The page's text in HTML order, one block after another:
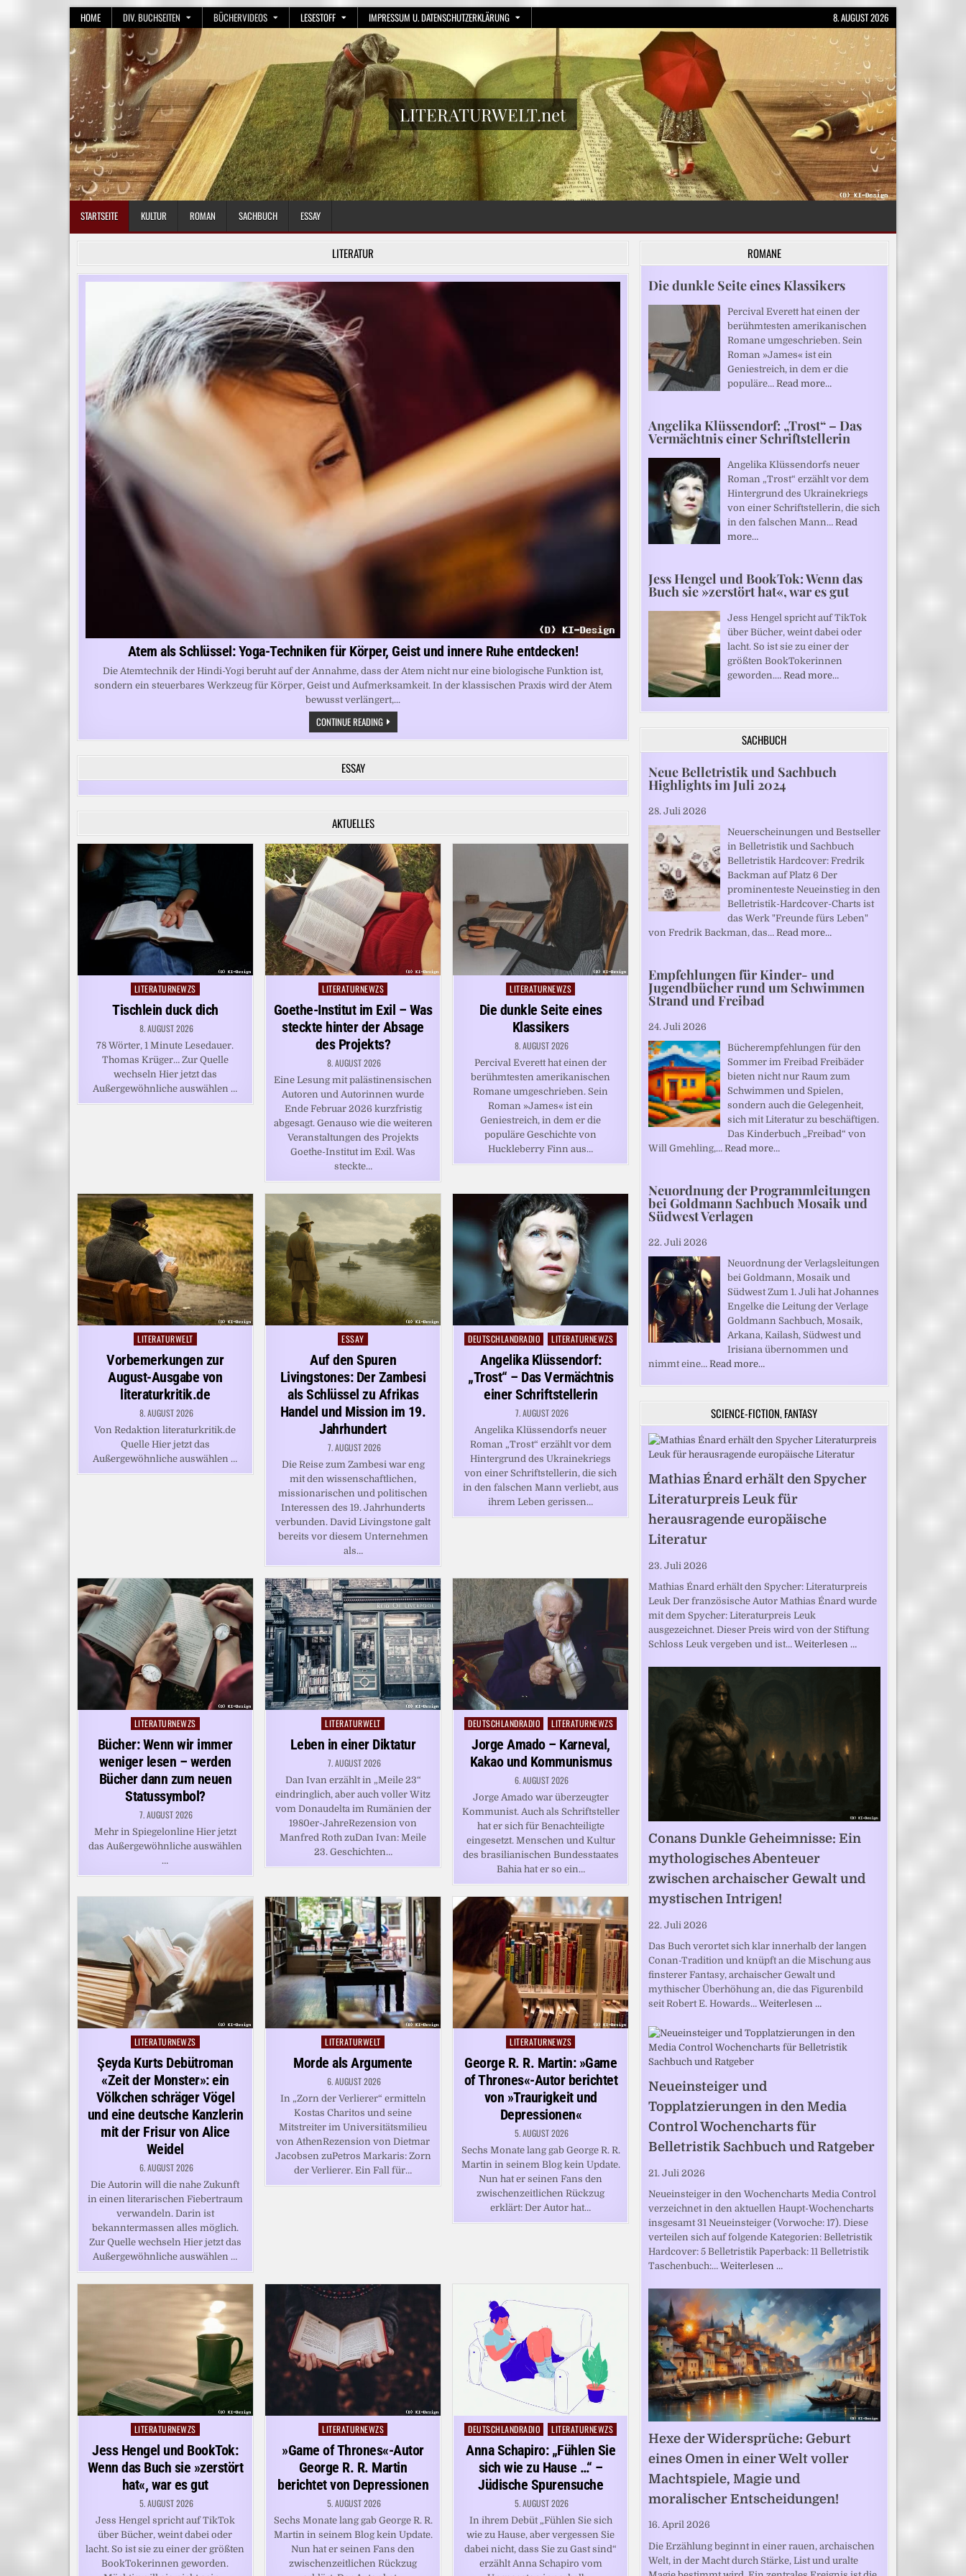
HOME DIV. BUCHSEITEN BÜCHERVIDEOS LESESTOFF IMPRESSUM U. DATENSCHUTZERKLÄRUNG 8. AUGUST 2026
LITERATURWELT.net
STARTSEITE KULTUR ROMAN SACHBUCH ESSAY
LITERATUR
Atem als Schlüssel: Yoga-Techniken für Körper, Geist und innere Ruhe entdecken!
Die Atemtechnik der Hindi-Yogi beruht auf der Annahme, dass der Atem nicht nur eine biologische Funktion ist,
sondern ein steuerbares Werkzeug für Körper, Geist und Aufmerksamkeit. In der klassischen Praxis wird der Atem
bewusst verlängert,...
CONTINUE READINGATEM
ALS
SCHLÜSSEL:
TECHNIKEN
KÖRPER,
UND
RUHE
ESSAY
AKTUELLES
Posted
in
LITERATURNEWZS
Tischlein duck dich
8. AUGUST 2026
78 Wörter, 1 Minute Lesedauer.
Thomas Krüger… Zur Quelle
wechseln Hier jetzt das
Außergewöhnliche auswählen …
Posted
in
LITERATURNEWZS
Goethe-Institut im Exil – Was
steckte hinter der Absage
des Projekts?
8. AUGUST 2026
Eine Lesung mit palästinensischen
Autoren und Autorinnen wurde
Ende Februar 2026 kurzfristig
abgesagt. Genauso wie die weiteren
Veranstaltungen des Projekts
Goethe-Institut im Exil. Was
steckte…
Posted
in
LITERATURNEWZS
Die dunkle Seite eines
Klassikers
8. AUGUST 2026
Percival Everett hat einen der
berühmtesten amerikanischen
Romane umgeschrieben. Sein
Roman »James« ist ein
Geniestreich, in dem er die
populäre Geschichte von
Huckleberry Finn aus…
Posted
LITERATURWELT
Vorbemerkungen zur
August-Ausgabe von
literaturkritik.de
8. AUGUST 2026
Von Redaktion literaturkritik.de
Quelle Hier jetzt das
Außergewöhnliche auswählen …
Posted
in
ESSAY
Auf den Spuren
Livingstones: Der Zambesi
als Schlüssel zu Afrikas
Handel und Mission im 19.
Jahrhundert
7. AUGUST 2026
Die Reise zum Zambesi war eng
mit den wissenschaftlichen,
missionarischen und politischen
Interessen des 19. Jahrhunderts
verbunden. David Livingstone galt
bereits vor diesem Unternehmen
als…
Posted
DEUTSCHLANDRADIO LITERATURNEWZS
Angelika Klüssendorf:
„Trost“ – Das Vermächtnis
einer Schriftstellerin
7. AUGUST 2026
Angelika Klüssendorfs neuer
Roman „Trost“ erzählt vor dem
Hintergrund des Ukrainekriegs
von einer Schriftstellerin, die sich
in den falschen Mann verliebt, aus
ihrem Leben gerissen…
Posted
LITERATURNEWZS
Bücher: Wenn wir immer
weniger lesen – werden
Bücher dann zum neuen
Statussymbol?
7. AUGUST 2026
Mehr in Spiegelonline Hier jetzt
das Außergewöhnliche auswählen
…
Posted
in
LITERATURWELT
Leben in einer Diktatur
7. AUGUST 2026
Dan Ivan erzählt in „Meile 23“
eindringlich, aber auch voller Witz
vom Donaudelta im Rumänien der
1980er-JahreRezension von
Manfred Roth zuDan Ivan: Meile
23. Geschichten…
Posted
DEUTSCHLANDRADIO LITERATURNEWZS
Jorge Amado – Karneval,
Kakao und Kommunismus
6. AUGUST 2026
Jorge Amado war überzeugter
Kommunist. Auch als Schriftsteller
hat er sich für Benachteiligte
eingesetzt. Menschen und Kultur
des brasilianischen Bundesstaates
Bahia hat er so ein…
Posted
in
LITERATURNEWZS
Şeyda Kurts Debütroman
«Zeit der Monster»: ein
Völkchen schräger Vögel
und eine deutsche Kanzlerin
mit der Frisur von Alice
Weidel
6. AUGUST 2026
Die Autorin will die nahe Zukunft
in einen literarischen Fiebertraum
verwandeln. Darin ist
bekanntermassen alles möglich.
Zur Quelle wechseln Hier jetzt das
Außergewöhnliche auswählen …
Posted
in
LITERATURWELT
Morde als Argumente
6. AUGUST 2026
In „Zorn der Verlierer“ ermitteln
Kostas Charitos und seine
Mitstreiter im Universitätsmilieu
von AthenRezension von Dietmar
Jacobsen zuPetros Markaris: Zorn
der Verlierer. Ein Fall für…
Posted
in
LITERATURNEWZS
George R. R. Martin: »Game
of Thrones«-Autor berichtet
von »Traurigkeit und
Depressionen«
5. AUGUST 2026
Sechs Monate lang gab George R. R.
Martin in seinem Blog kein Update.
Nun hat er seinen Fans den
zwischenzeitlichen Rückzug
erklärt: Der Autor hat…
Posted
in
LITERATURNEWZS
Jess Hengel und BookTok:
Wenn das Buch sie »zerstört
hat«, war es gut
5. AUGUST 2026
Jess Hengel spricht auf TikTok
über Bücher, weint dabei oder
lacht. So ist sie zu einer der größten
BookTokerinnen geworden.
Posted
LITERATURNEWZS
»Game of Thrones«-Autor
George R. R. Martin
berichtet von Depressionen
5. AUGUST 2026
Sechs Monate lang gab George R. R.
Martin in seinem Blog kein Update.
Nun hat er seinen Fans den
zwischenzeitlichen Rückzug
Posted
in
DEUTSCHLANDRADIO LITERATURNEWZS
Anna Schapiro: „Fühlen Sie
sich wie zu Hause …“ –
Jüdische Spurensuche
5. AUGUST 2026
In ihrem Debüt „Fühlen Sie sich
wie zu Hause, aber vergessen Sie
dabei nicht, dass Sie zu Gast sind“
erzählt Anna Schapiro vom
ROMANE
Die dunkle Seite eines Klassikers
Percival Everett hat einen der
berühmtesten amerikanischen
Romane umgeschrieben. Sein
Roman »James« ist ein
Geniestreich, in dem er die
populäre… Read more…
Angelika Klüssendorf: „Trost“ – Das
Vermächtnis einer Schriftstellerin
Angelika Klüssendorfs neuer
Roman „Trost“ erzählt vor dem
Hintergrund des Ukrainekriegs
von einer Schriftstellerin, die sich
in den falschen Mann… Read
more…
Jess Hengel und BookTok: Wenn das
Buch sie »zerstört hat«, war es gut
Jess Hengel spricht auf TikTok
über Bücher, weint dabei oder
lacht. So ist sie zu einer der
größten BookTokerinnen
geworden.… Read more…
SACHBUCH
Neue Belletristik und Sachbuch
Highlights im Juli 2024
28. Juli 2026
Neuerscheinungen und Bestseller
in Belletristik und Sachbuch
Belletristik Hardcover: Fredrik
Backman auf Platz 6 Der
prominenteste Neueinstieg in den
Belletristik-Hardcover-Charts ist
das Werk "Freunde fürs Leben"
von Fredrik Backman, das… Read more…
Empfehlungen für Kinder- und
Jugendbücher rund um Schwimmen
Strand und Freibad
24. Juli 2026
Bücherempfehlungen für den
Sommer im Freibad Freibäder
bieten nicht nur Raum zum
Schwimmen und Spielen,
sondern auch die Gelegenheit,
sich mit Literatur zu beschäftigen.
Das Kinderbuch „Freibad“ von
Will Gmehling,… Read more…
Neuordnung der Programmleitungen
bei Goldmann Sachbuch Mosaik und
Südwest Verlagen
22. Juli 2026
Neuordnung der Verlagsleitungen
bei Goldmann, Mosaik und
Südwest Zum 1. Juli hat Johannes
Engelke die Leitung der Verlage
Goldmann Sachbuch, Mosaik,
Arkana, Kailash, Südwest und
Irisiana übernommen und
nimmt eine… Read more…
SCIENCE-FICTION, FANTASY
Mathias Énard erhält den Spycher
Literaturpreis Leuk für
herausragende europäische
Literatur
23. Juli 2026
Mathias Énard erhält den Spycher: Literaturpreis
Leuk Der französische Autor Mathias Énard wurde
mit dem Spycher: Literaturpreis Leuk
ausgezeichnet. Dieser Preis wird von der Stiftung
Schloss Leuk vergeben und ist… Weiterlesen …
Conans Dunkle Geheimnisse: Ein
mythologisches Abenteuer
zwischen archaischer Gewalt und
mystischen Intrigen!
22. Juli 2026
Das Buch verortet sich klar innerhalb der langen
Conan-Tradition und knüpft an die Mischung aus
finsterer Fantasy, archaischer Gewalt und
mythischer Überhöhung an, die das Figurenbild
seit Robert E. Howards… Weiterlesen …
Neueinsteiger und
Topplatzierungen in den Media
Control Wochencharts für
Belletristik Sachbuch und Ratgeber
21. Juli 2026
Neueinsteiger in den Wochencharts Media Control
verzeichnet in den aktuellen Haupt-Wochencharts
insgesamt 31 Neueinsteiger (Vorwoche: 17). Diese
verteilen sich auf folgende Kategorien: Belletristik
Hardcover: 5 Belletristik Paperback: 11 Belletristik
Taschenbuch:… Weiterlesen …
Hexe der Widersprüche: Geburt
eines Omen in einer Welt voller
Machtspiele, Magie und
moralischer Entscheidungen!
16. April 2026
Die Erzählung beginnt in einer rauen, archaischen
Welt, in der Macht durch Stärke, List und uralte